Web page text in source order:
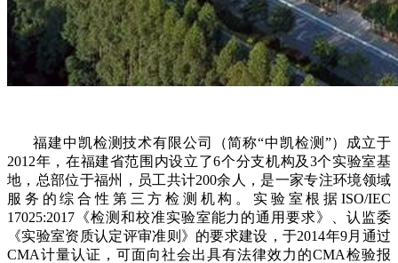
福建中凯检测技术有限公司（简称“中凯检测”）成立于
2012年，在福建省范围内设立了6个分支机构及3个实验室基
地，总部位于福州，员工共计200余人，是一家专注环境领域
服务的综合性第三方检测机构。实验室根据ISO/IEC
17025:2017《检测和校准实验室能力的通用要求》、认监委
《实验室资质认定评审准则》的要求建设，于2014年9月通过
CMA计量认证，可面向社会出具有法律效力的CMA检验报